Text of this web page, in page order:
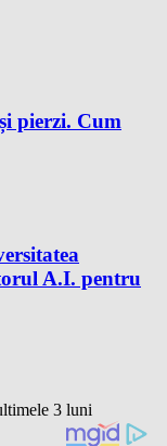
pierzi. Cum
A.I. pentru
3 luni